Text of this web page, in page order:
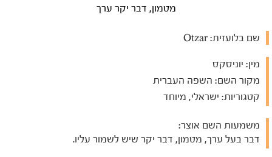
מטמון, דבר יקר ערך
שם בלועזית:
מין: יוניסקס
מקור השם: השפה העברית
קטגוריות: ישראלי, מיוחד
משמעות השם אוצר:
דבר בעל ערך, מטמון, דבר יקר שיש לשמור עליו.